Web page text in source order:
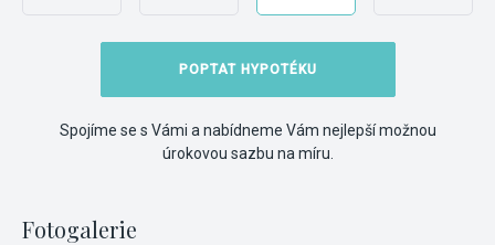
POPTAT HYPOTÉKU
Spojíme se s Vámi a nabídneme Vám nejlepší možnou
úrokovou sazbu na míru.
Fotogalerie